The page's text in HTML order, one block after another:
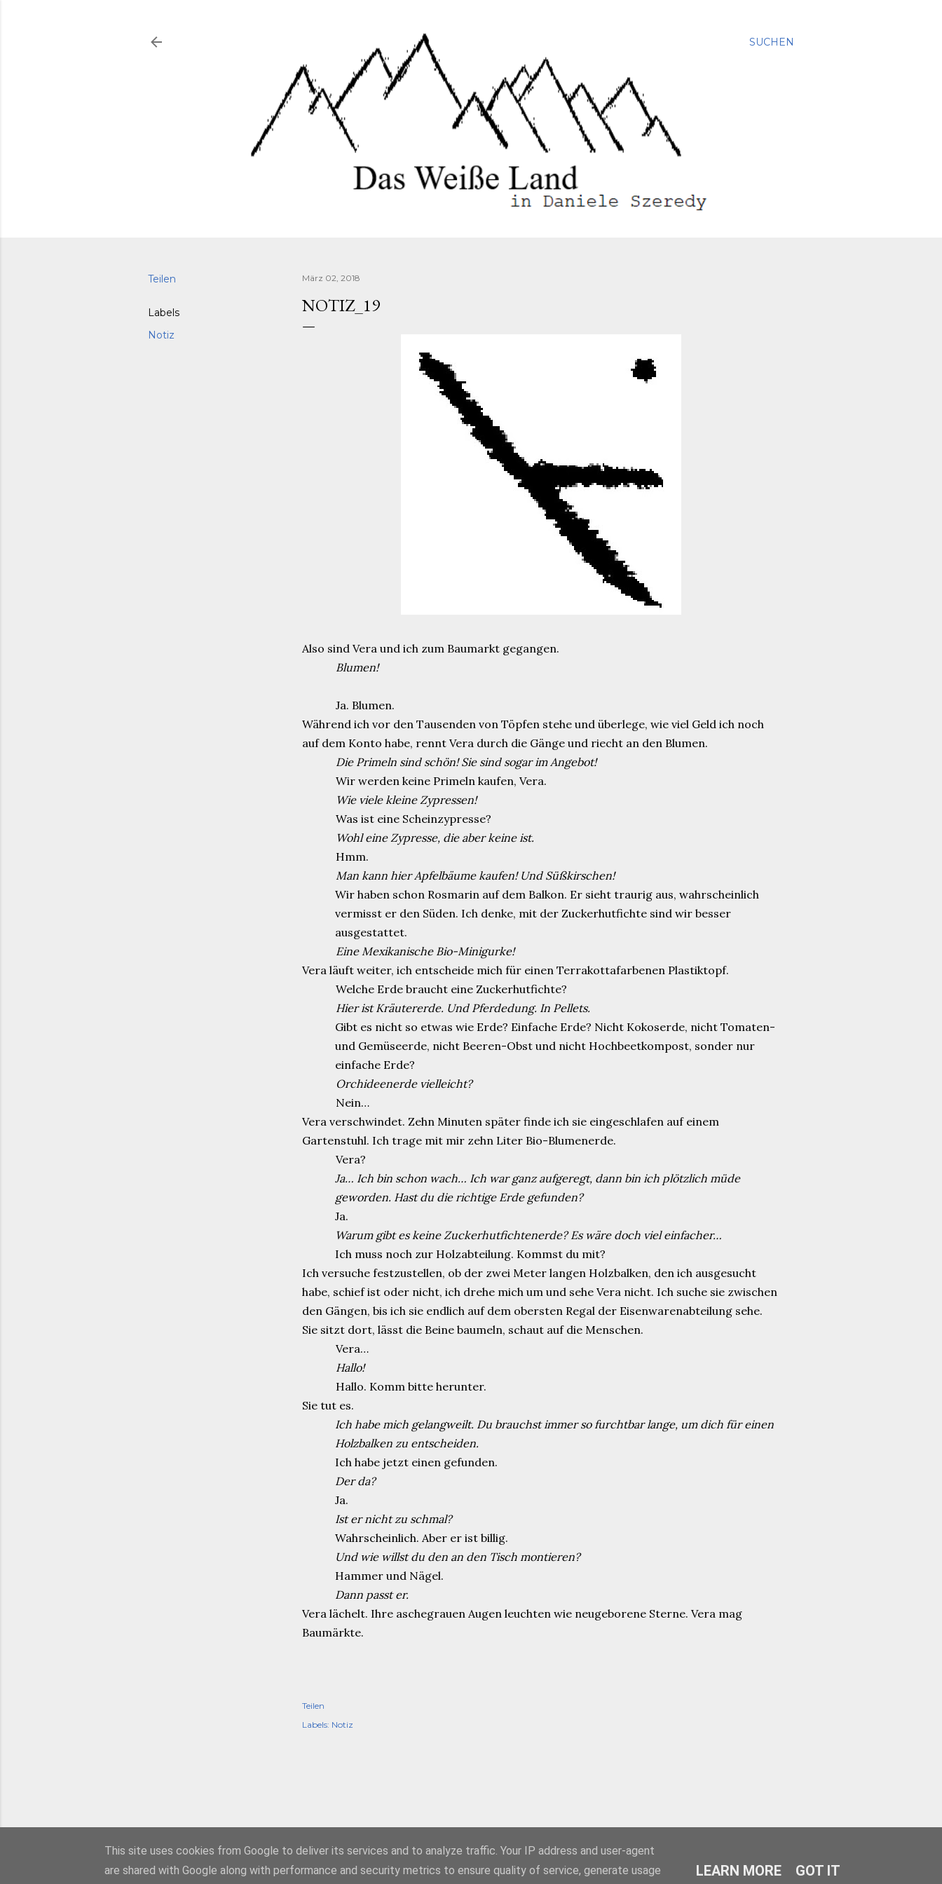
SUCHEN
Teilen
Labels
Notiz
März 02, 2018
NOTIZ_19
Also sind Vera und ich zum Baumarkt gegangen.
Blumen!
Ja. Blumen.
Während ich vor den Tausenden von Töpfen stehe und überlege, wie viel Geld ich noch
auf dem Konto habe, rennt Vera durch die Gänge und riecht an den Blumen.
Die Primeln sind schön! Sie sind sogar im Angebot!
Wir werden keine Primeln kaufen, Vera.
Wie viele kleine Zypressen!
Was ist eine Scheinzypresse?
Wohl eine Zypresse, die aber keine ist.
Hmm.
Man kann hier Apfelbäume kaufen! Und Süßkirschen!
Wir haben schon Rosmarin auf dem Balkon. Er sieht traurig aus, wahrscheinlich
vermisst er den Süden. Ich denke, mit der Zuckerhutfichte sind wir besser
ausgestattet.
Eine Mexikanische Bio-Minigurke!
Vera läuft weiter, ich entscheide mich für einen Terrakottafarbenen Plastiktopf.
Welche Erde braucht eine Zuckerhutfichte?
Hier ist Kräutererde. Und Pferdedung. In Pellets.
Gibt es nicht so etwas wie Erde? Einfache Erde? Nicht Kokoserde, nicht Tomaten-
und Gemüseerde, nicht Beeren-Obst und nicht Hochbeetkompost, sonder nur
einfache Erde?
Orchideenerde vielleicht?
Nein…
Vera verschwindet. Zehn Minuten später finde ich sie eingeschlafen auf einem
Gartenstuhl. Ich trage mit mir zehn Liter Bio-Blumenerde.
Vera?
Ja… Ich bin schon wach… Ich war ganz aufgeregt, dann bin ich plötzlich müde
geworden. Hast du die richtige Erde gefunden?
Ja.
Warum gibt es keine Zuckerhutfichtenerde? Es wäre doch viel einfacher…
Ich muss noch zur Holzabteilung. Kommst du mit?
Ich versuche festzustellen, ob der zwei Meter langen Holzbalken, den ich ausgesucht
habe, schief ist oder nicht, ich drehe mich um und sehe Vera nicht. Ich suche sie zwischen
den Gängen, bis ich sie endlich auf dem obersten Regal der Eisenwarenabteilung sehe.
Sie sitzt dort, lässt die Beine baumeln, schaut auf die Menschen.
Vera…
Hallo!
Hallo. Komm bitte herunter.
Sie tut es.
Ich habe mich gelangweilt. Du brauchst immer so furchtbar lange, um dich für einen
Holzbalken zu entscheiden.
Ich habe jetzt einen gefunden.
Der da?
Ja.
Ist er nicht zu schmal?
Wahrscheinlich. Aber er ist billig.
Und wie willst du den an den Tisch montieren?
Hammer und Nägel.
Dann passt er.
Vera lächelt. Ihre aschegrauen Augen leuchten wie neugeborene Sterne. Vera mag
Baumärkte.
Teilen
Labels: Notiz
Powered by Blogger
Copiright 2017 - 2021 Szeredy. All rights reserved
This site uses cookies from Google to deliver its services and to analyze traffic. Your IP address and user-agent
are shared with Google along with performance and security metrics to ensure quality of service, generate usage
LEARN MORE GOT IT